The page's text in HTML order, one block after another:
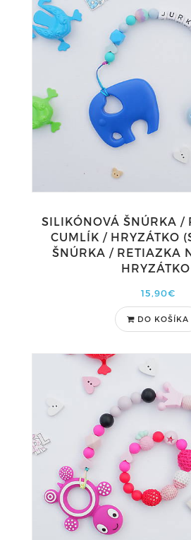
SILIKÓNOVÁ ŠNÚRKA /
CUMLÍK / HRYZÁTKO
ŠNÚRKA / RETIAZKA
15,90€
DO KOŠÍKA